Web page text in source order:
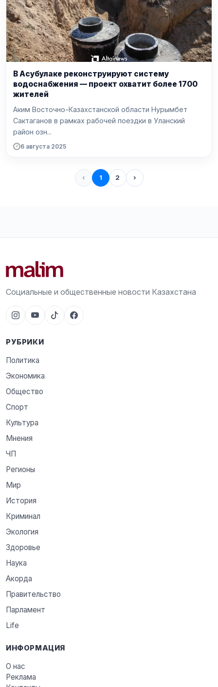
В Асубулаке реконструируют систему
водоснабжения — проект охватит более 1700
жителей
Аким Восточно-Казахстанской области Нурымбет
Сактаганов в рамках рабочей поездки в Уланский
район озн...
6 августа 2025
‹ 1 2 ›
Социальные и общественные новости Казахстана
РУБРИКИ
Политика
Экономика
Общество
Спорт
Культура
Мнения
ЧП
Регионы
Мир
История
Криминал
Экология
Здоровье
Наука
Акорда
Правительство
Парламент
Life
ИНФОРМАЦИЯ
О нас
Реклама